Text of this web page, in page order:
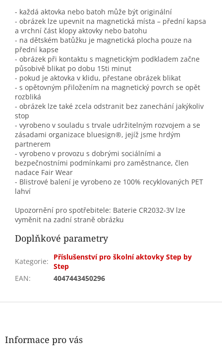
- každá aktovka nebo batoh může být originální
- obrázek lze upevnit na magnetická místa – přední kapsa
a vrchní část klopy aktovky nebo batohu
- na dětském batůžku je magnetická plocha pouze na
přední kapse
- obrázek při kontaktu s magnetickým podkladem začne
působivě blikat po dobu 15ti minut
- pokud je aktovka v klidu, přestane obrázek blikat
- s opětovným přiložením na magnetický povrch se opět
rozbliká
- obrázek lze také zcela odstranit bez zanechání jakýkoliv
stop
- vyrobeno v souladu s trvale udržitelným rozvojem a se
zásadami organizace bluesign®, jejíž jsme hrdým
partnerem
- vyrobeno v provozu s dobrými sociálními a
bezpečnostními podmínkami pro zaměstnance, člen
nadace Fair Wear
- Blistrové balení je vyrobeno ze 100% recyklovaných PET
lahví
Upozornění pro spotřebitele: Baterie CR2032-3V lze
vyměnit na zadní straně obrázku
Doplňkové parametry
Kategorie:
Příslušenství pro školní aktovky Step by
Step
EAN: 4047443450296
Z
Informace pro vás